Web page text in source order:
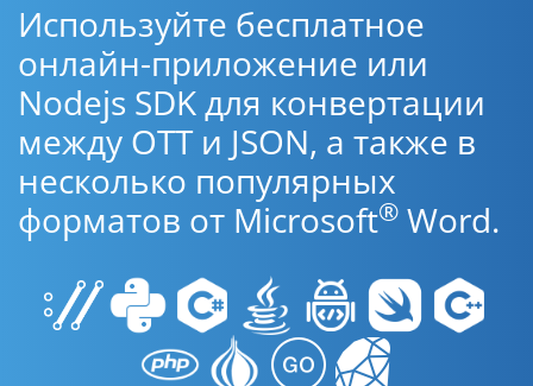
Используйте бесплатное
онлайн-приложение или
Nodejs SDK для конвертации
между OTT и JSON, а также в
несколько популярных
форматов от Microsoft® Word.